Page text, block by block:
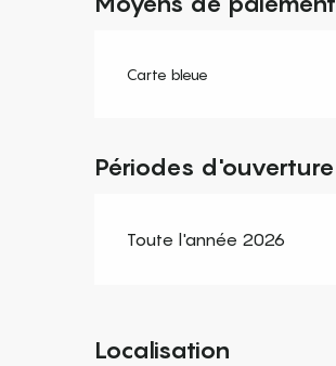
Carte bleue
Périodes d'ouverture
Toute l'année 2026
Localisation